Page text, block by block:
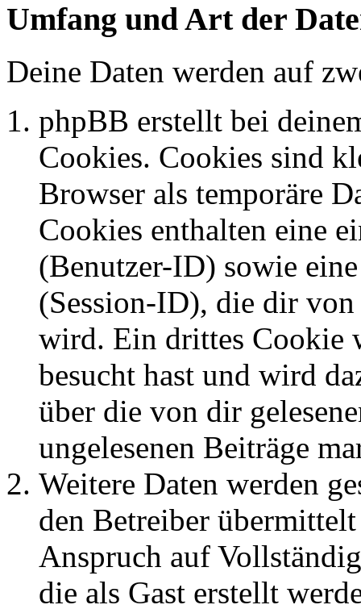
Umfang und Art der
Deine Daten werden auf
phpBB erstellt bei
Cookies. Cookies sind
Browser als temporäre
Cookies enthalten eine
(Benutzer-ID) sowie
(Session-ID), die dir
wird. Ein drittes Cookie
besucht hast und wird
über die von dir
ungelesenen Beiträge
Weitere Daten werden
den Betreiber
Anspruch auf
die als Gast erstellt